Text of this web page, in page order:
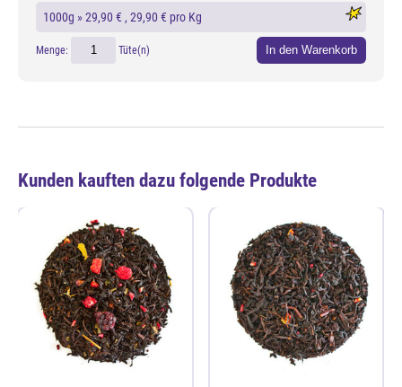
1000g »29,90 € , 29,90 € pro Kg
Menge: Tüte(n) In den Warenkorb
Kunden kauften dazu folgende Produkte